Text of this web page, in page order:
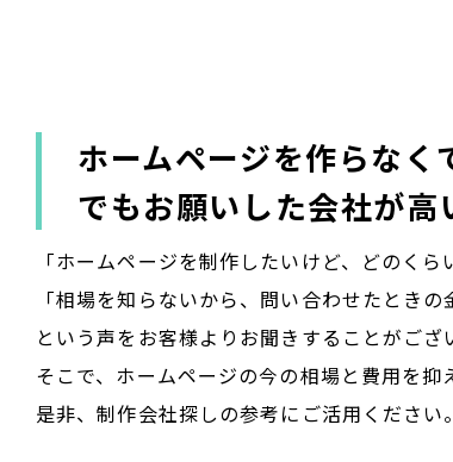
ホームページを作らなく
でもお願いした会社が高
「ホームページを制作したいけど、どのくら
「相場を知らないから、問い合わせたときの
という声をお客様よりお聞きすることがござ
そこで、ホームページの今の相場と費用を抑
是非、制作会社探しの参考にご活用ください。